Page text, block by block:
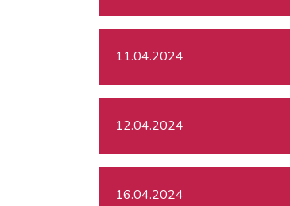
11.04.2024
12.04.2024
16.04.2024